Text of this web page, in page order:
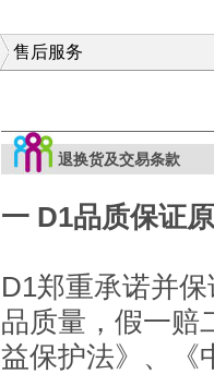
售后服务
退换货及交易条款
一 D1品质保证
D1郑重承诺并
品质量，假一赔
益保护法》、《